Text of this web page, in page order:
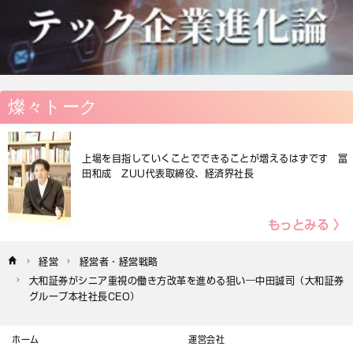
燦々トーク
上場を目指していくことでできることが増えるはずです 冨
田和成 ZUU代表取締役、経済界社長
もっとみる 〉
経営
経営者・経営戦略
大和証券がシニア重視の働き方改革を進める狙い―中田誠司（大和証券
グループ本社社長CEO）
ホーム 運営会社